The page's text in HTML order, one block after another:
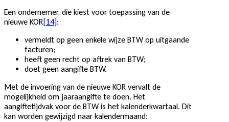
Een ondernemer, die kiest voor toepassing van de
nieuwe KOR[14]:
vermeldt op geen enkele wijze BTW op uitgaande
facturen;
heeft geen recht op aftrek van BTW;
doet geen aangifte BTW.
Met de invoering van de nieuwe KOR vervalt de
mogelijkheid om jaaraangifte te doen. Het
aangiftetijdvak voor de BTW is het kalenderkwartaal. Dit
kan worden gewijzigd naar kalendermaand: